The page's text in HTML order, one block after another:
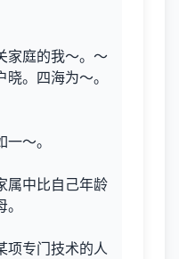
家庭的我～。～
。四海为～。
～。
属中比自己年龄
项专门技术的人